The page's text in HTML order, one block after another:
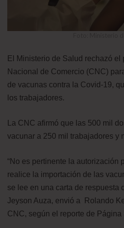
El Ministerio de Salud rechazó el
Nacional de Comercio (CNC)
de vacunas contra la Covid-19,
los trabajadores.
La CNC afirmó que las 500 mil
vacunar a 250 mil trabajadores y
“No es pertinente la autorización
realice la importación de las
se lee en una carta de respuesta
Jeyson Auza, envió a Rolando
CNC, según el reporte de Página